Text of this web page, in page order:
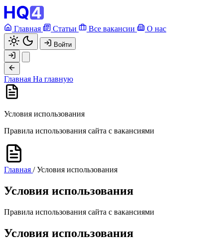
Главная Статьи Все вакансии О нас
Войти
Главная На главную
Условия использования
Правила использования сайта с вакансиями
Главная / Условия использования
Условия использования
Правила использования сайта с вакансиями
Условия использования